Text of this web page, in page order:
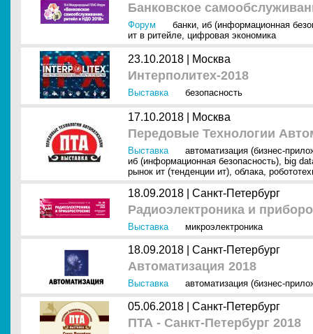
Банковское
Форум банки, иб (информационная
ит в ритейле, цифровая экономика
23.10.2018 | Москва
Интерполитех-2018
Выставка безопасность
17.10.2018 | Москва
Передовые Технологии
Выставка
автоматизация (бизнес-
иб (информационная безопасность), big
рынок ит (тенденции ит), облака,
18.09.2018 | Санкт-Петербург
Радиоэлектроника и
Выставка микроэлектроника
18.09.2018 | Санкт-Петербург
Автоматизация 2018
Выставка автоматизация (бизнес-
05.06.2018 | Санкт-Петербург
ПТА - Санкт-Петербург 2018